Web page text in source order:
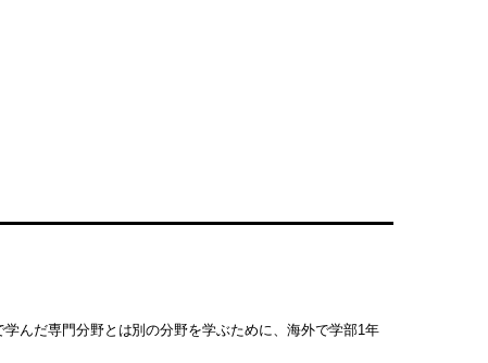
んだ専門分野とは別の分野を学ぶために、海外で学部1年